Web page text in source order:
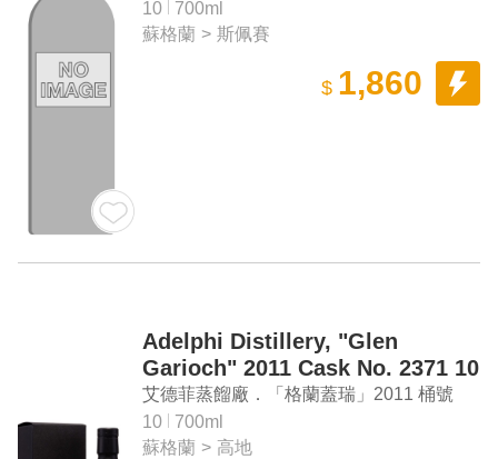
格蘭威士忌
10
700ml
蘇格蘭 > 斯佩賽
$ 1,860
Adelphi Distillery, "Glen
Garioch" 2011 Cask No. 2371 10
Years Old Single Malt Scotch
Whisky
艾德菲蒸餾廠．「格蘭蓋瑞」2011 桶號
#2371 10年單一麥芽蘇格蘭威士忌
10
700ml
蘇格蘭 > 高地